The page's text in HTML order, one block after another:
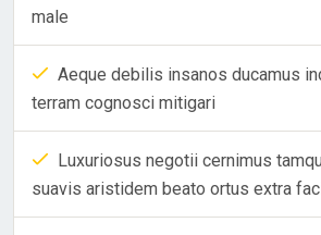
male
Aeque debilis insanos ducamus
terram cognosci mitigari
Luxuriosus negotii cernimus
suavis aristidem beato ortus extra